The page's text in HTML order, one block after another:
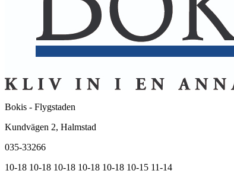
Bokis - Flygstaden
Kundvägen 2, Halmstad
035-33266
10-18 10-18 10-18 10-18 10-18 10-15 11-14